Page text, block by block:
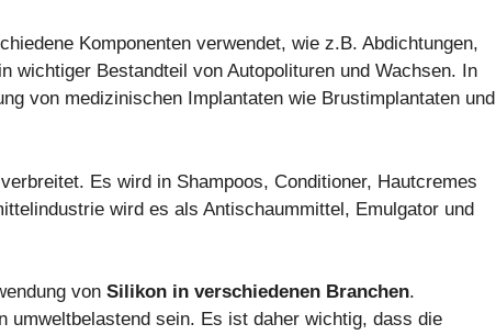
Komponenten verwendet, wie z.B. Abdichtungen,
wichtiger Bestandteil von Autopolituren und Wachsen. In
von medizinischen Implantaten wie Brustimplantaten und
Es wird in Shampoos, Conditioner, Hautcremes
wird es als Antischaummittel, Emulgator und
von Silikon in verschiedenen Branchen.
umweltbelastend sein. Es ist daher wichtig, dass die